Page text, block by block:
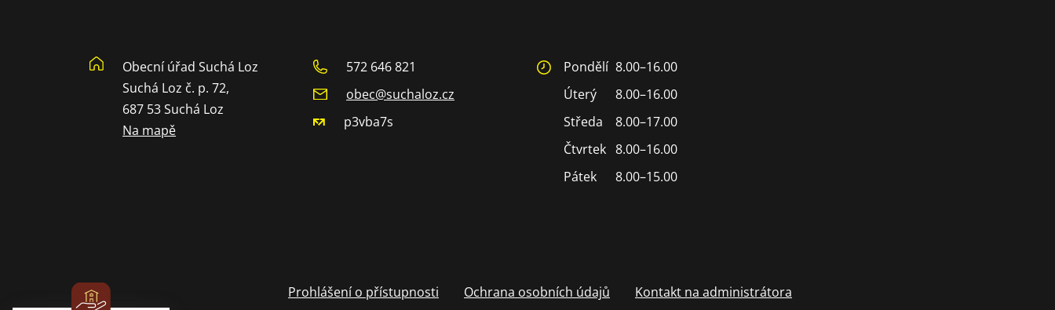
Obecní úřad Suchá Loz
Suchá Loz č. p. 72,
687 53 Suchá Loz
Na mapě
572 646 821
obec@suchaloz.cz
p3vba7s
Pondělí 8.00–16.00
Úterý
8.00–16.00
Středa
8.00–17.00
Čtvrtek 8.00–16.00
Pátek
8.00–15.00
Prohlášení o přístupnosti Ochrana osobních údajů Kontakt na administrátora